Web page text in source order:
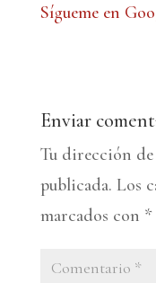
Sígueme en
Enviar
Tu dirección
publicada. Los
marcados con *